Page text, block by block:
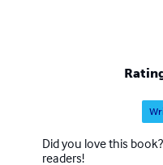
Did you love this
readers!